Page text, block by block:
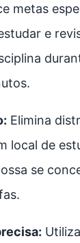
metas
e
Elimina
local de
se